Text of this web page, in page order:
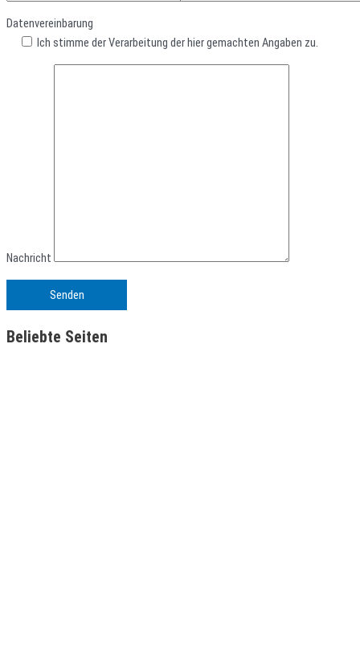
Datenvereinbarung
Ich stimme der Verarbeitung der hier gemachten Angaben zu.
Nachricht
Beliebte Seiten